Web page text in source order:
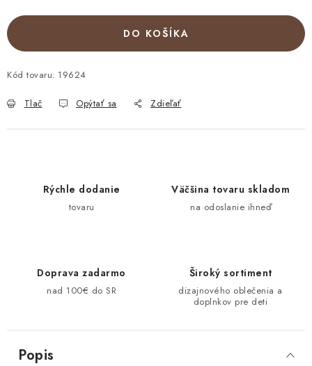
DO KOŠÍKA
Kód tovaru: 19624
Tlač Opýtať sa Zdieľať
Rýchle dodanie
tovaru
Väčšina tovaru skladom
na odoslanie ihneď
Doprava zadarmo
nad 100€ do SR
Široký sortiment
dizajnového oblečenia a
doplnkov pre deti
Popis